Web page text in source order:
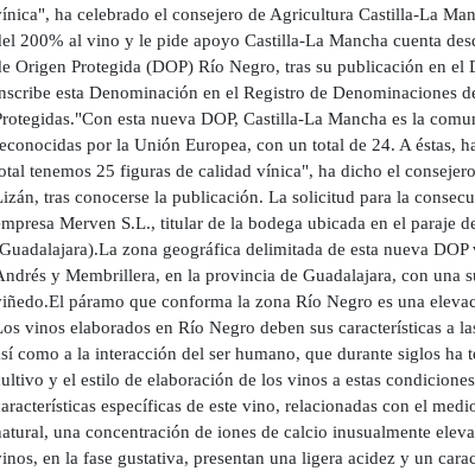
ha celebrado el consejero de Agricultura Castilla-La
200% al vino y le pide apoyo Castilla-La Mancha cuenta
Origen Protegida (DOP) Río Negro, tras su publicación en
esta Denominación en el Registro de Denominaciones
esta nueva DOP, Castilla-La Mancha es la
por la Unión Europea, con un total de 24. A éstas,
tenemos 25 figuras de calidad vínica", ha dicho el
tras conocerse la publicación. La solicitud para la
Merven S.L., titular de la bodega ubicada en el
zona geográfica delimitada de esta nueva
y Membrillera, en la provincia de Guadalajara, con una
páramo que conforma la zona Río Negro es una
vinos elaborados en Río Negro deben sus características a
como a la interacción del ser humano, que durante siglos ha
y el estilo de elaboración de los vinos a estas
específicas de este vino, relacionadas con el
una concentración de iones de calcio inusualmente
en la fase gustativa, presentan una ligera acidez y un